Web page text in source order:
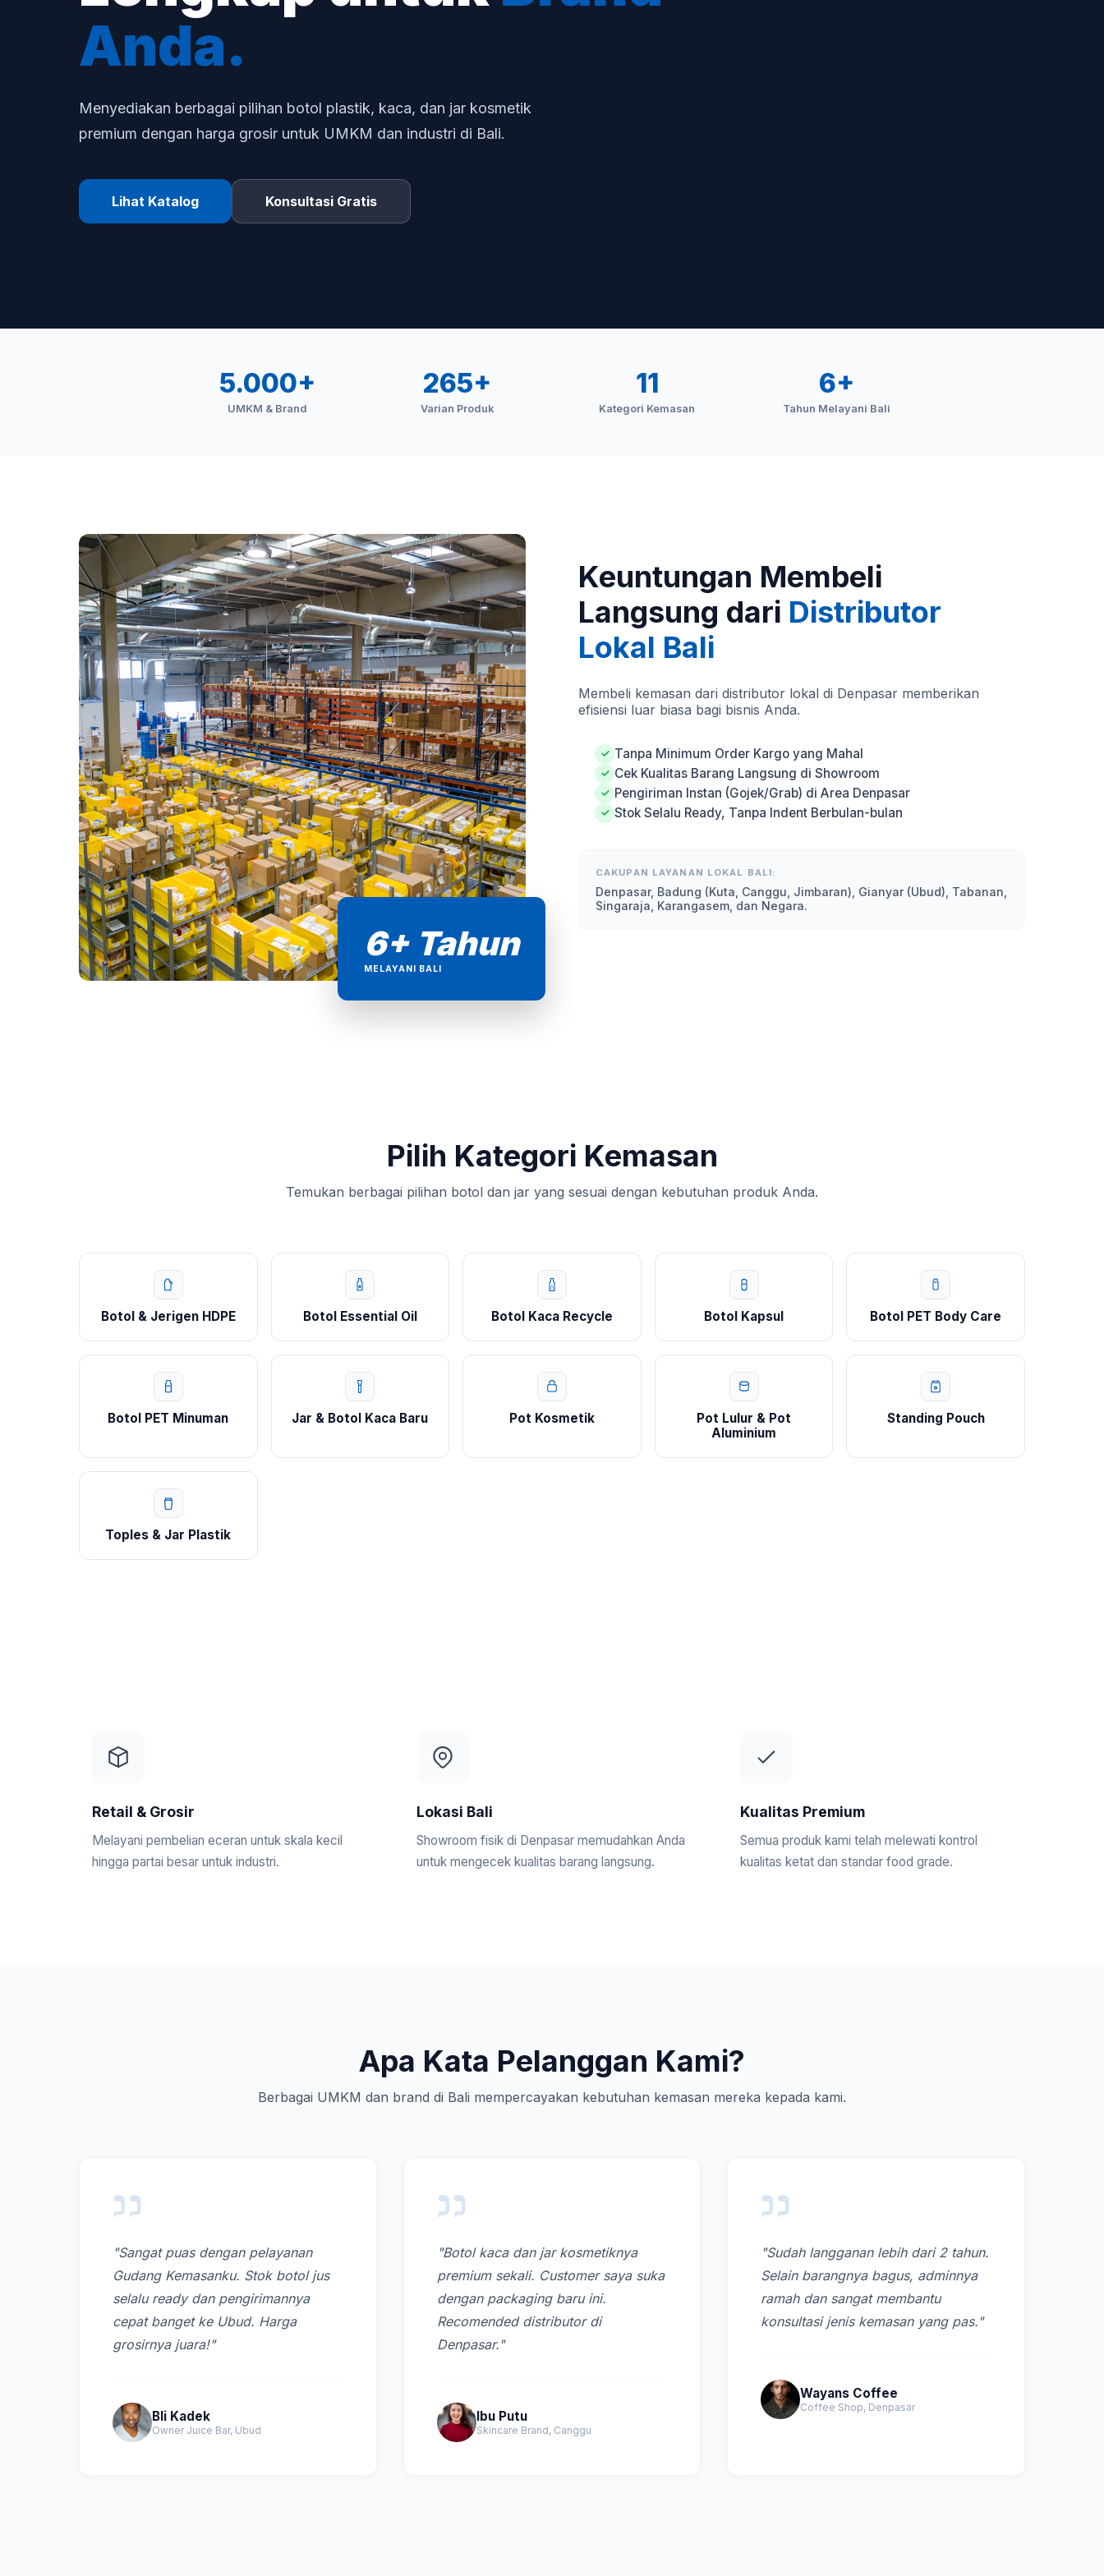
Anda.
Menyediakan berbagai pilihan botol plastik, kaca, dan jar kosmetik
premium dengan harga grosir untuk UMKM dan industri di Bali.
Lihat Katalog Konsultasi Gratis
5.000+
UMKM & Brand
265+
Varian Produk
11
Kategori Kemasan
6+
Tahun Melayani Bali
6+ Tahun
MELAYANI BALI
Keuntungan Membeli
Langsung dari Distributor
Lokal Bali
Membeli kemasan dari distributor lokal di Denpasar memberikan
efisiensi luar biasa bagi bisnis Anda.
✓ Tanpa Minimum Order Kargo yang Mahal
✓ Cek Kualitas Barang Langsung di Showroom
✓ Pengiriman Instan (Gojek/Grab) di Area Denpasar
✓ Stok Selalu Ready, Tanpa Indent Berbulan-bulan
CAKUPAN LAYANAN LOKAL BALI:
Denpasar, Badung (Kuta, Canggu, Jimbaran), Gianyar (Ubud), Tabanan,
Singaraja, Karangasem, dan Negara.
Pilih Kategori Kemasan
Temukan berbagai pilihan botol dan jar yang sesuai dengan kebutuhan produk Anda.
Botol & Jerigen HDPE Botol Essential Oil Botol Kaca Recycle Botol Kapsul Botol PET Body Care
Botol PET Minuman Jar & Botol Kaca Baru Pot Kosmetik
Pot Lulur & Pot
Aluminium
Standing Pouch
Toples & Jar Plastik
Retail & Grosir
Melayani pembelian eceran untuk skala kecil
hingga partai besar untuk industri.
Lokasi Bali
Showroom fisik di Denpasar memudahkan Anda
untuk mengecek kualitas barang langsung.
Kualitas Premium
Semua produk kami telah melewati kontrol
kualitas ketat dan standar food grade.
Apa Kata Pelanggan Kami?
Berbagai UMKM dan brand di Bali mempercayakan kebutuhan kemasan mereka kepada kami.
"Sangat puas dengan pelayanan
Gudang Kemasanku. Stok botol jus
selalu ready dan pengirimannya
cepat banget ke Ubud. Harga
grosirnya juara!"
Bli Kadek
Owner Juice Bar, Ubud
"Botol kaca dan jar kosmetiknya
premium sekali. Customer saya suka
dengan packaging baru ini.
Recomended distributor di
Denpasar."
Ibu Putu
Skincare Brand, Canggu
"Sudah langganan lebih dari 2 tahun.
Selain barangnya bagus, adminnya
ramah dan sangat membantu
konsultasi jenis kemasan yang pas."
Wayans Coffee
Coffee Shop, Denpasar